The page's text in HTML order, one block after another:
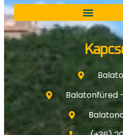
Balatonfüred